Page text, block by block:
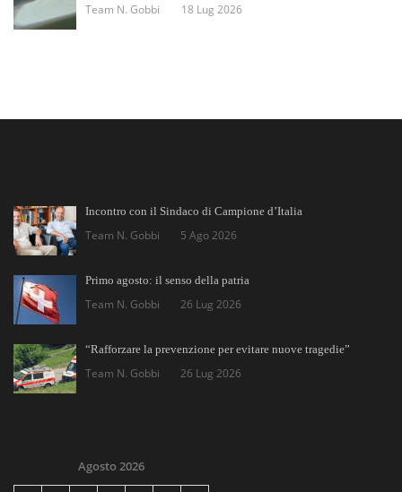
Team N. Gobbi 18 Lug 2026
Incontro con il Sindaco di Campione d’Italia
Team N. Gobbi 5 Ago 2026
Primo agosto: il senso della patria
Team N. Gobbi 26 Lug 2026
“Rafforzare la prevenzione per evitare nuove tragedie”
Team N. Gobbi 26 Lug 2026
Agosto 2026